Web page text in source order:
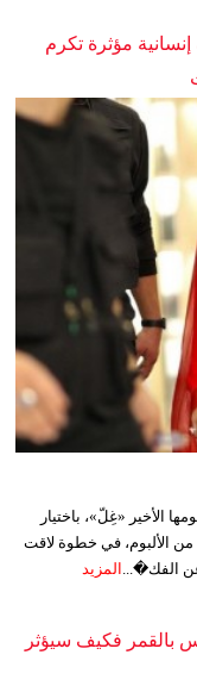
مؤثرة تكرم
الأخير «غِلّ»، باختيار
من الألبوم، في خطوة لاقت
الفك�...
المزيد
فكيف سيؤثر